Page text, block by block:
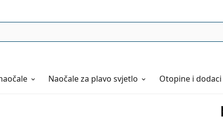
Naočaleza plavo svjetlo Otopine i dodaci